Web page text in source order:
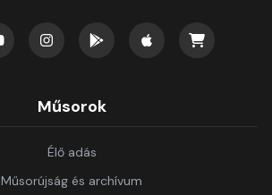
Műsorok
Élő adás
Műsorújság és archívum